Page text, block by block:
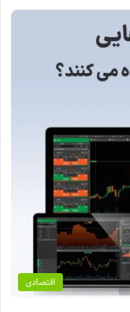
اقتصادی